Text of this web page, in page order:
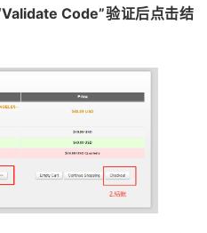
Code”验证后点击结